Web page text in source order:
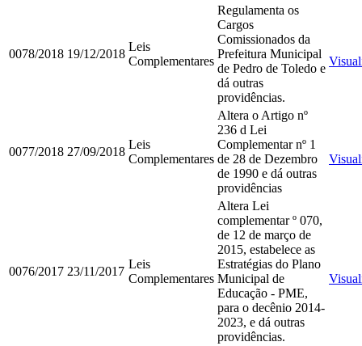
0078/2018 19/12/2018
Leis
Complementares
Regulamenta os
Cargos
Comissionados da
Prefeitura Municipal
de Pedro de Toledo e
dá outras
providências.
0077/2018 27/09/2018
Leis
Complementares
Altera o Artigo nº
236 d Lei
Complementar nº 1
de 28 de Dezembro
de 1990 e dá outras
providências
0076/2017 23/11/2017
Leis
Complementares
Altera Lei
complementar º 070,
de 12 de março de
2015, estabelece as
Estratégias do Plano
Municipal de
Educação - PME,
para o decênio 2014-
2023, e dá outras
providências.